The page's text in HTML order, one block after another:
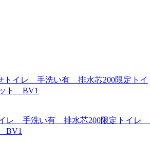
レ 手洗い有 排水芯200限定トイレ
BV1